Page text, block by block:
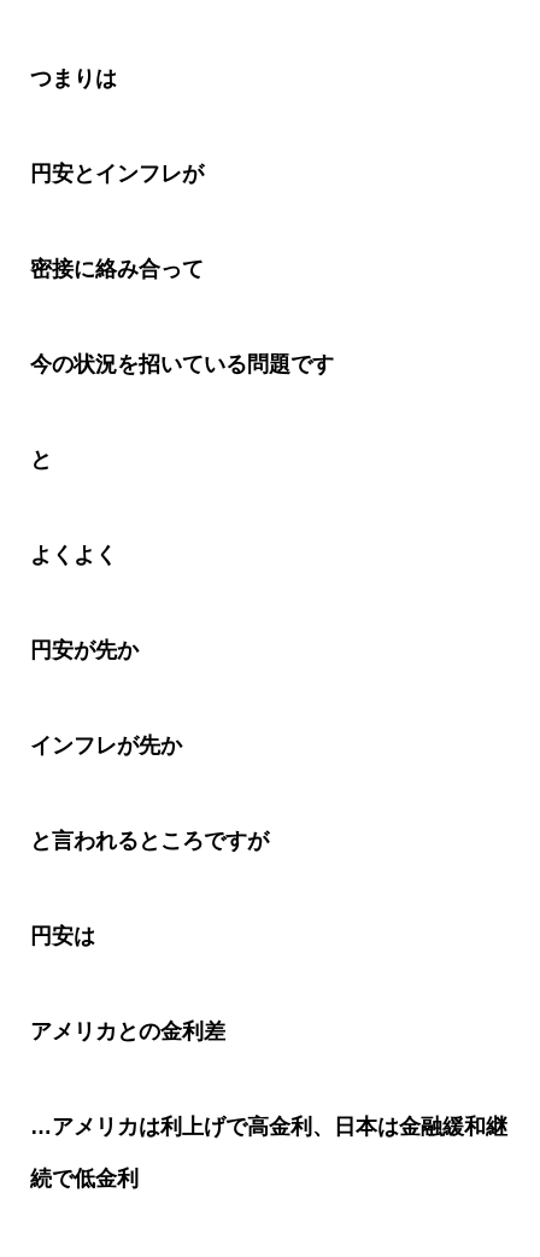
つまりは
円安とインフレが
密接に絡み合って
今の状況を招いている問題です
と
よくよく
円安が先か
インフレが先か
と言われるところですが
円安は
アメリカとの金利差
…アメリカは利上げで高金利、日本は金融緩和継
続で低金利